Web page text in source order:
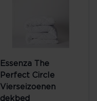
Essenza The
Perfect Circle
Vierseizoenen
dekbed